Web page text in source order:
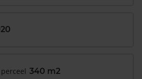
340 m2